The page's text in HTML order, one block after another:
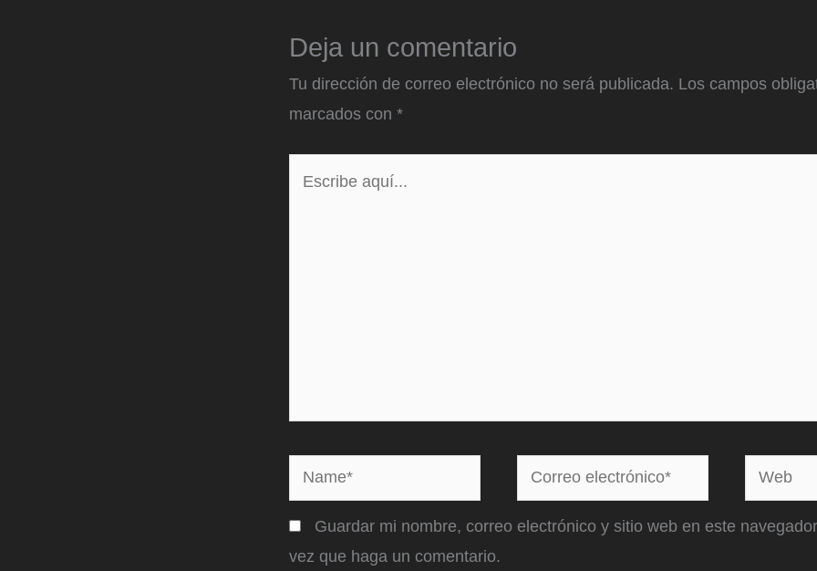
Deja un comentario
Tu dirección de correo electrónico no será publicada. Los campos
marcados con *
Name*
Correo
electrónico*
Web
Guardar mi nombre, correo electrónico y sitio web en este
vez que haga un comentario.